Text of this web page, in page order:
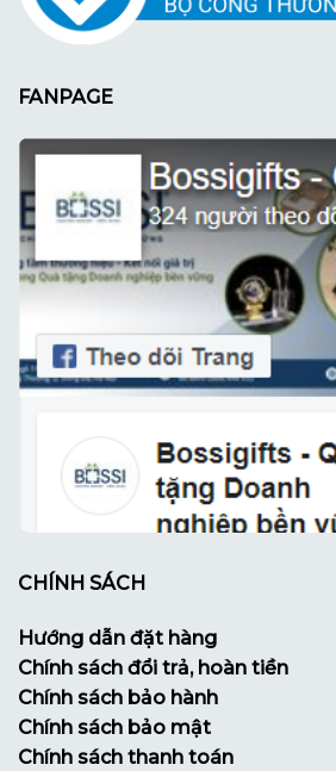
FANPAGE
CHÍNH SÁCH
Hướng dẫn đặt hàng
Chính sách đổi trả, hoàn tiền
Chính sách bảo hành
Chính sách bảo mật
Chính sách thanh toán